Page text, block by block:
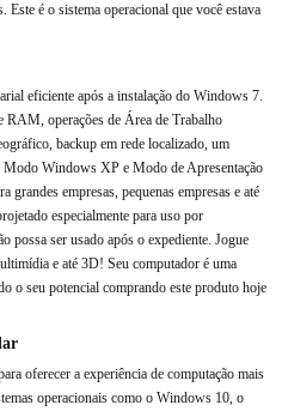
é o sistema operacional que você estava
eficiente após a instalação do Windows 7.
RAM, operações de Área de Trabalho
backup em rede localizado, um
Windows XP e Modo de Apresentação
grandes empresas, pequenas empresas e até
especialmente para uso por
possa ser usado após o expediente. Jogue
e até 3D! Seu computador é uma
o seu potencial comprando este produto hoje
oferecer a experiência de computação mais
operacionais como o Windows 10, o